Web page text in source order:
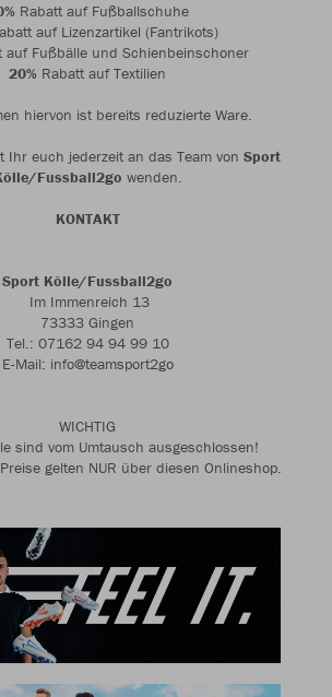
Rabatt auf Fußballschuhe
auf Lizenzartikel (Fantrikots)
Fußbälle und Schienbeinschoner
20% Rabatt auf Textilien
hiervon ist bereits reduzierte Ware.
Ihr euch jederzeit an das Team von Sport
Fussball2go wenden.
KONTAKT
Sport Kölle/Fussball2go
Im Immenreich 13
73333 Gingen
Tel.: 07162 94 94 99 10
E-Mail: info@teamsport2go
WICHTIG
sind vom Umtausch ausgeschlossen!
gelten NUR über diesen Onlineshop.